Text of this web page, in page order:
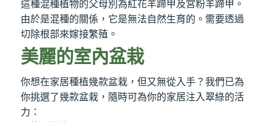
這種混種植物的父母別為紅花羊蹄甲及宮粉羊蹄甲。
由於是混種的關係，它是無法自然生育的。需要透過
切除根部來嫁接繁殖。
美麗的室內盆栽
你想在家居種植幾款盆栽，但又無從入手？我們已為
你挑選了幾款盆栽，隨時可為你的家居注入翠綠的活
力：